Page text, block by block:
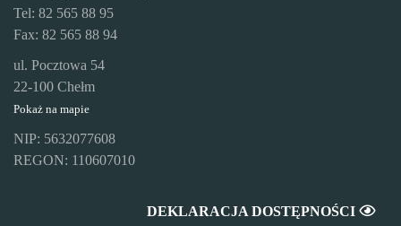
Tel: 82 565 88 95
Fax: 82 565 88 94
ul. Pocztowa 54
22-100 Chełm
Pokaż na mapie
NIP: 5632077608
REGON: 110607010
DEKLARACJA DOSTĘPNOŚCI